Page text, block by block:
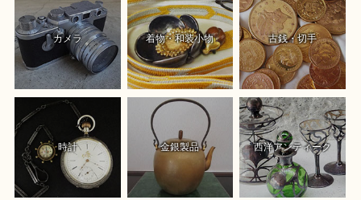
カメラ 着物・和装小物 古銭・切手
時計 金銀製品 西洋アンティーク